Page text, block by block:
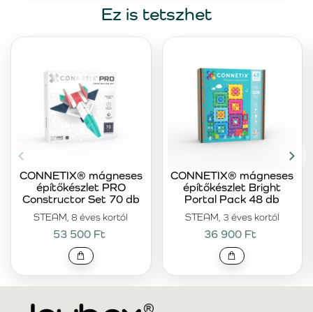
Ez is tetszhet
STEAM, 8 éves kortól
CONNETIX® mágneses
építőkészlet PRO
Constructor Set 70 db
53 500 Ft
STEAM, 3 éves kortól
CONNETIX® mágneses
építőkészlet Bright
Portal Pack 48 db
36 900 Ft